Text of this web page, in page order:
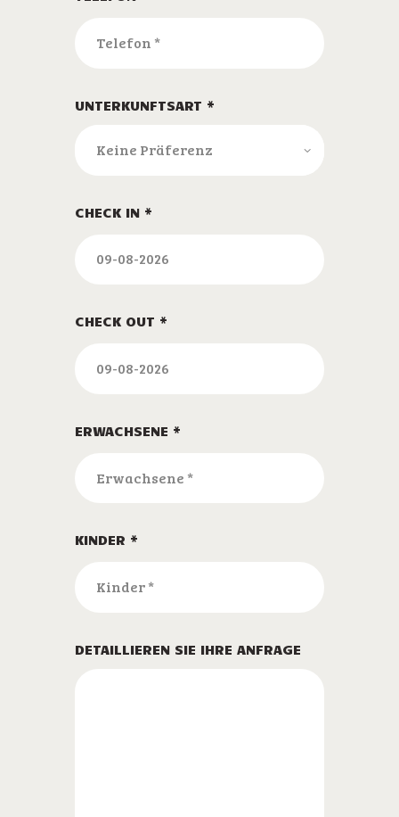
UNTERKUNFTSART *
CHECK IN *
CHECK OUT *
ERWACHSENE *
KINDER *
DETAILLIEREN SIE IHRE ANFRAGE